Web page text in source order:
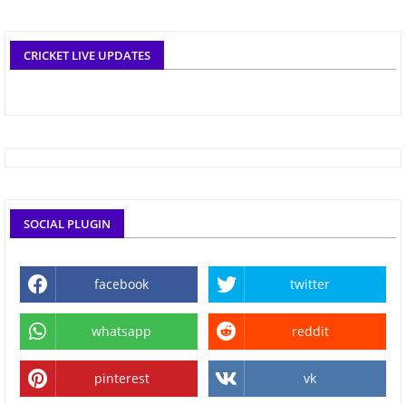
CRICKET LIVE UPDATES
SOCIAL PLUGIN
facebook twitter
whatsapp reddit
pinterest vk